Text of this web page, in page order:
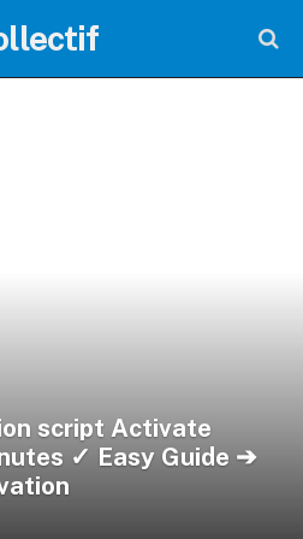
script Activate
✓ Easy Guide ➔